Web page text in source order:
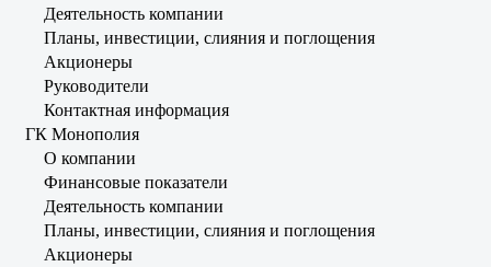
Деятельность компании
Планы, инвестиции, слияния и поглощения
Акционеры
Руководители
Контактная информация
ГК Монополия
О компании
Финансовые показатели
Деятельность компании
Планы, инвестиции, слияния и поглощения
Акционеры